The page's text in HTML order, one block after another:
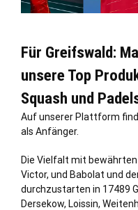
Für Greifswald:
unsere Top
Squash und
Auf unserer Plattform
als Anfänger.
Die Vielfalt mit
Victor, und Babolat und
durchzustarten in 17489
Dersekow, Loissin,